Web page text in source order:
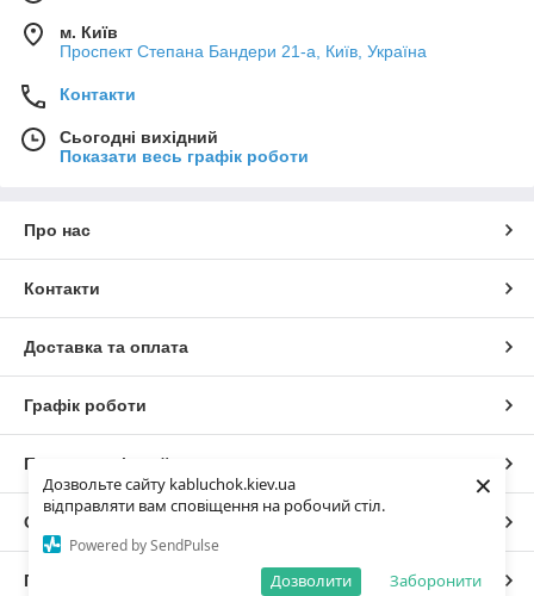
Дозвольте сайту kabluchok.kiev.ua
відправляти вам сповіщення на робочий стіл.
Powered by SendPulse
Заборонити
Дозволити
×
м. Київ
Проспект Степана Бандери 21-а, Київ, Україна
Контакти
Сьогодні вихідний
Показати весь графік роботи
Про нас
Контакти
Доставка та оплата
Графік роботи
Повна версія сайту
Сайт створено на маркетплейсі
Політика конфіденційності